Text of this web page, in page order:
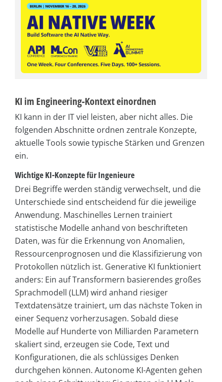
KI im Engineering-Kontext einordnen
KI kann in der IT viel leisten, aber nicht alles. Die
folgenden Abschnitte ordnen zentrale Konzepte,
aktuelle Tools sowie typische Stärken und Grenzen
ein.
Wichtige KI-Konzepte für Ingenieure
Drei Begriffe werden ständig verwechselt, und die
Unterschiede sind entscheidend für die jeweilige
Anwendung. Maschinelles Lernen trainiert
statistische Modelle anhand von beschrifteten
Daten, was für die Erkennung von Anomalien,
Ressourcenprognosen und die Klassifizierung von
Protokollen nützlich ist. Generative KI funktioniert
anders: Ein auf Transformern basierendes großes
Sprachmodell (LLM) wird anhand riesiger
Textdatensätze trainiert, um das nächste Token in
einer Sequenz vorherzusagen. Sobald diese
Modelle auf Hunderte von Milliarden Parametern
skaliert sind, erzeugen sie Code, Text und
Konfigurationen, die als schlüssiges Denken
durchgehen können. Autonome KI-Agenten gehen